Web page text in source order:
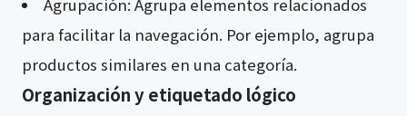
para facilitar la navegación. Por ejemplo, agrupa
productos similares en una categoría.
Organización y etiquetado lógico